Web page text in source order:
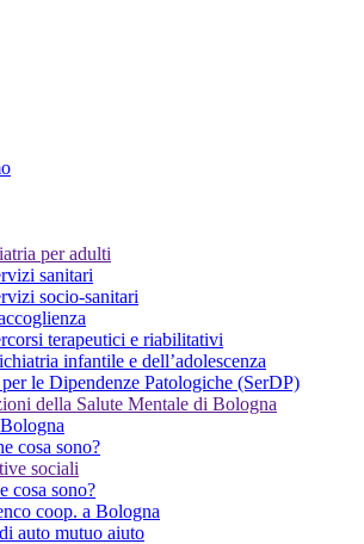
per adulti
sanitari
socio-sanitari
terapeutici e riabilitativi
infantile e dell’adolescenza
le Dipendenze Patologiche (SerDP)
della Salute Mentale di Bologna
cosa sono?
sociali
cosa sono?
coop. a Bologna
auto mutuo aiuto